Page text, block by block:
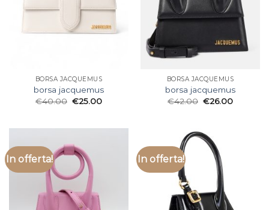
BORSA JACQUEMUS
borsa jacquemus
€40.00 €25.00
BORSA JACQUEMUS
borsa jacquemus
€42.00 €26.00
In offerta! In offerta!